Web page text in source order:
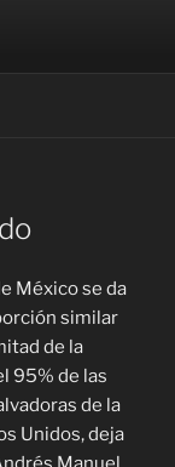
México se da
similar
de la
95% de las
de la
Unidos, deja